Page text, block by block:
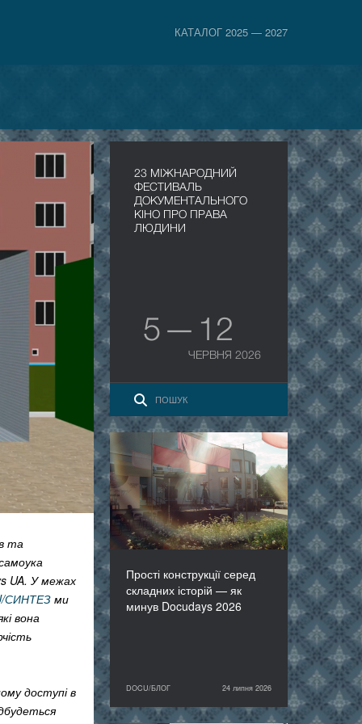
КАТАЛОГ 2025 — 2027
та
UA. У межах
СИНТЕЗ ми
вона
доступі в
23 МІЖНАРОДНИЙ
ФЕСТИВАЛЬ
ДОКУМЕНТАЛЬНОГО
КІНО ПРО ПРАВА
ЛЮДИНИ
5 — 12
ЧЕРВНЯ 2026
Прості конструкції серед
складних історій — як
минув Docudays 2026
DOCU/БЛОГ 24 липня 2026
Прості конструкції серед
складних історій — як
минув Docudays 2026
DOCU/БЛОГ
24 липня 2026